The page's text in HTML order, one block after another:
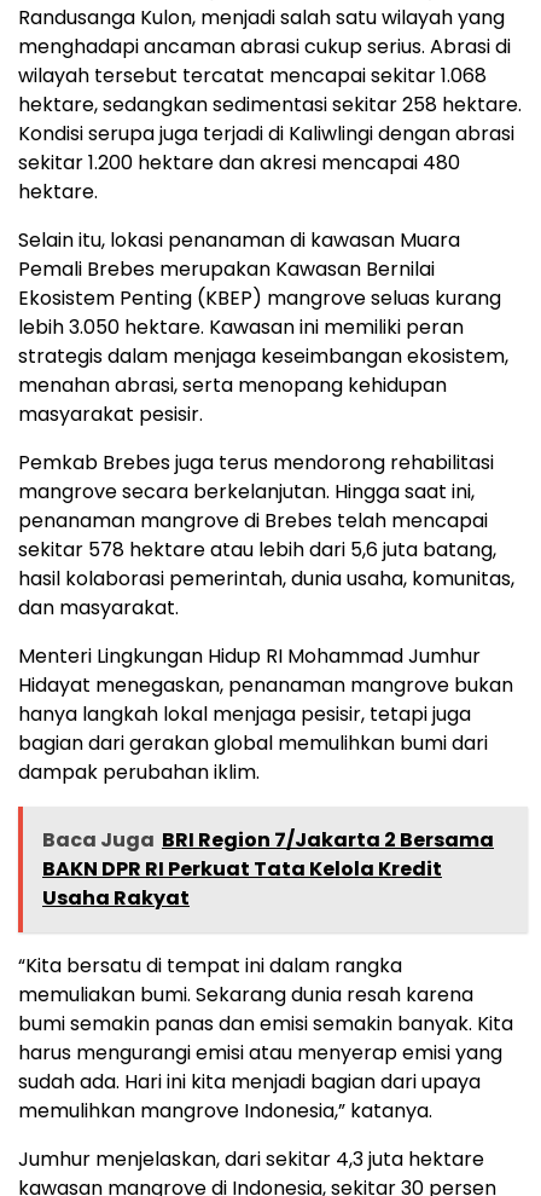
Randusanga Kulon, menjadi salah satu wilayah yang
menghadapi ancaman abrasi cukup serius. Abrasi di
wilayah tersebut tercatat mencapai sekitar 1.068
hektare, sedangkan sedimentasi sekitar 258 hektare.
Kondisi serupa juga terjadi di Kaliwlingi dengan abrasi
sekitar 1.200 hektare dan akresi mencapai 480
hektare.
Selain itu, lokasi penanaman di kawasan Muara
Pemali Brebes merupakan Kawasan Bernilai
Ekosistem Penting (KBEP) mangrove seluas kurang
lebih 3.050 hektare. Kawasan ini memiliki peran
strategis dalam menjaga keseimbangan ekosistem,
menahan abrasi, serta menopang kehidupan
masyarakat pesisir.
Pemkab Brebes juga terus mendorong rehabilitasi
mangrove secara berkelanjutan. Hingga saat ini,
penanaman mangrove di Brebes telah mencapai
sekitar 578 hektare atau lebih dari 5,6 juta batang,
hasil kolaborasi pemerintah, dunia usaha, komunitas,
dan masyarakat.
Menteri Lingkungan Hidup RI Mohammad Jumhur
Hidayat menegaskan, penanaman mangrove bukan
hanya langkah lokal menjaga pesisir, tetapi juga
bagian dari gerakan global memulihkan bumi dari
dampak perubahan iklim.
Baca Juga BRI Region 7/Jakarta 2 Bersama
BAKN DPR RI Perkuat Tata Kelola Kredit
Usaha Rakyat
“Kita bersatu di tempat ini dalam rangka
memuliakan bumi. Sekarang dunia resah karena
bumi semakin panas dan emisi semakin banyak. Kita
harus mengurangi emisi atau menyerap emisi yang
sudah ada. Hari ini kita menjadi bagian dari upaya
memulihkan mangrove Indonesia,” katanya.
Jumhur menjelaskan, dari sekitar 4,3 juta hektare
kawasan mangrove di Indonesia, sekitar 30 persen